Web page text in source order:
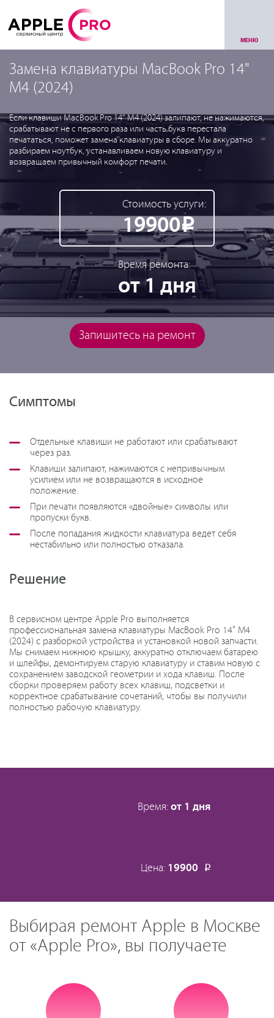
МЕНЮ
Замена клавиатуры MacBook Pro 14"
M4 (2024)
Если клавиши MacBook Pro 14" M4 (2024) залипают, не нажимаются,
срабатывают не с первого раза или часть букв перестала
печататься, поможет замена клавиатуры в сборе. Мы аккуратно
разбираем ноутбук, устанавливаем новую клавиатуру и
возвращаем привычный комфорт печати.
Стоимость услуги:
19900Р
Время ремонта:
от 1 дня
Запишитесь на ремонт
Симптомы
Отдельные клавиши не работают или срабатывают
через раз.
Клавиши залипают, нажимаются с непривычным
усилием или не возвращаются в исходное
положение.
При печати появляются «двойные» символы или
пропуски букв.
После попадания жидкости клавиатура ведет себя
нестабильно или полностью отказала.
Решение
В сервисном центре Apple Pro выполняется
профессиональная замена клавиатуры MacBook Pro 14" M4
(2024) с разборкой устройства и установкой новой запчасти.
Мы снимаем нижнюю крышку, аккуратно отключаем батарею
и шлейфы, демонтируем старую клавиатуру и ставим новую с
сохранением заводской геометрии и ходa клавиш. После
сборки проверяем работу всех клавиш, подсветки и
корректное срабатывание сочетаний, чтобы вы получили
полностью рабочую клавиатуру.
Время: от 1 дня
Цена: 19900 Р
Выбирая ремонт Apple в Москве
от «Apple Pro», вы получаете